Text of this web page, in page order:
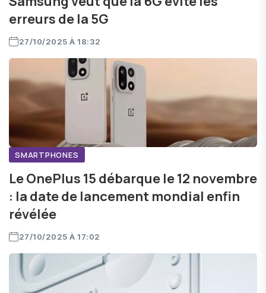
erreurs de la 5G
27/10/2025 À 18:32
SMARTPHONES
Le OnePlus 15 débarque le 12 novembre
: la date de lancement mondial enfin
révélée
27/10/2025 À 17:02